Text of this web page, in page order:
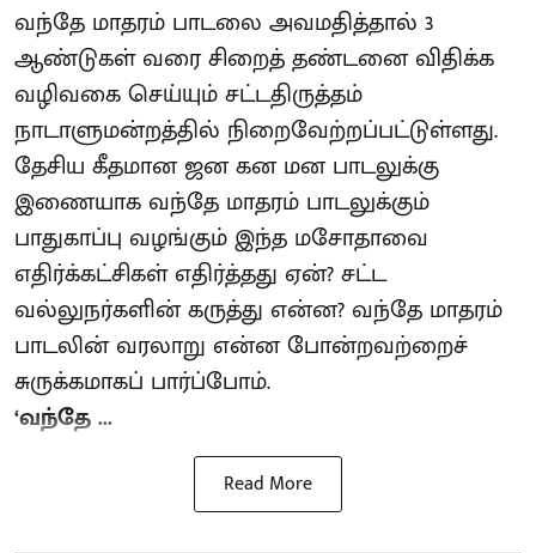
வந்தே மாதரம் பாடலை அவமதித்தால் 3
ஆண்டுகள் வரை சிறைத் தண்டனை விதிக்க
வழிவகை செய்யும் சட்டதிருத்தம்
நாடாளுமன்றத்தில் நிறைவேற்றப்பட்டுள்ளது.
தேசிய கீதமான ஜன கன மன பாடலுக்கு
இணையாக வந்தே மாதரம் பாடலுக்கும்
பாதுகாப்பு வழங்கும் இந்த மசோதாவை
எதிர்க்கட்சிகள் எதிர்த்தது ஏன்? சட்ட
வல்லுநர்களின் கருத்து என்ன? வந்தே மாதரம்
பாடலின் வரலாறு என்ன போன்றவற்றைச்
சுருக்கமாகப் பார்ப்போம்.
‘வந்தே ...
Read More